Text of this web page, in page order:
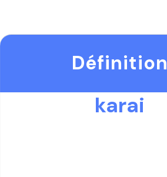
Définition
karai